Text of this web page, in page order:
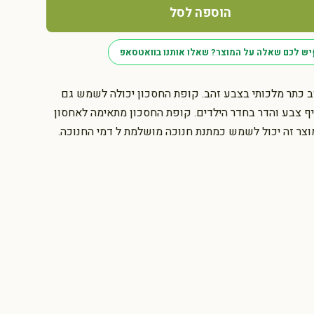
כתר מלכותי בצבע זהב. קופת החסכון יכולה לשמש גם
צבע והדר בחדר הילדים. קופת החסכון מתאימה לאחסון
זה יכול לשמש כמתנת חנוכה מושלמת ל דמי החנוכה.
הוספה לסל
יש לכם שאלה על המוצר? שאלו אותנו בוואטסאפ